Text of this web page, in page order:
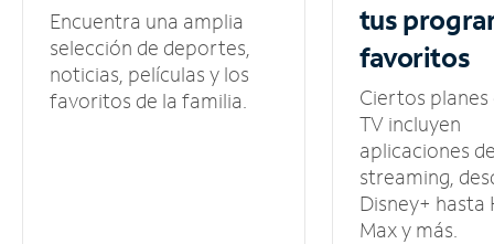
Encuentra una amplia
selección de deportes,
noticias, películas y los
favoritos de la familia.
tus
favoritos
Ciertos planes
TV incluyen
aplicaciones
streaming,
Disney+ hasta
Max y más.